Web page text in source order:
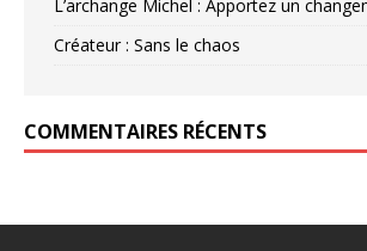
L’archange Michel : Apportez un
Créateur : Sans le chaos
COMMENTAIRES RÉCENTS